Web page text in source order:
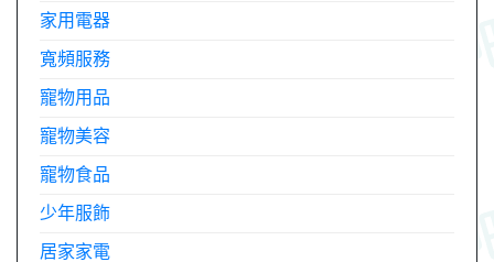
家用電器
寬頻服務
寵物用品
寵物美容
寵物食品
少年服飾
居家家電